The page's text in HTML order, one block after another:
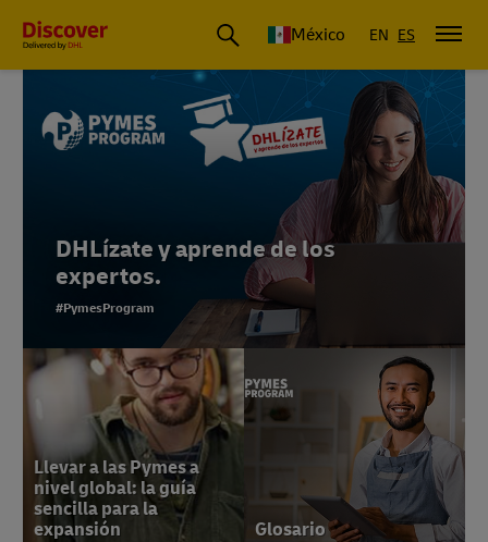
México EN ES
DHLízate y aprende de los
expertos.
#PymesProgram
Llevar a las Pymes a
nivel global: la guía
sencilla para la
expansión
Glosario